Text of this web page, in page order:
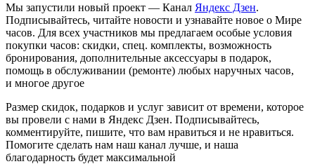
Мы запустили новый проект — Канал Яндекс Дзен.
Подписывайтесь, читайте новости и узнавайте новое о Мире
часов. Для всех участников мы предлагаем особые условия
покупки часов: скидки, спец. комплекты, возможность
бронирования, дополнительные аксессуары в подарок,
помощь в обслуживании (ремонте) любых наручных часов,
и многое другое
Размер скидок, подарков и услуг зависит от времени, которое
вы провели с нами в Яндекс Дзен. Подписывайтесь,
комментируйте, пишите, что вам нравиться и не нравиться.
Помогите сделать нам наш канал лучше, и наша
благодарность будет максимальной